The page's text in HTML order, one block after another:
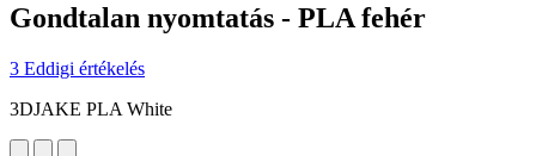
Gondtalan nyomtatás - PLA fehér
3 Eddigi értékelés
3DJAKE PLA White